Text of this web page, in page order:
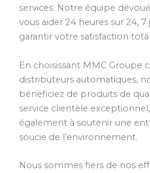
services. Notre équipe
vous aider 24 heures sur 24, 7
garantir votre satisfaction
En choisissant MMC Groupe
distributeurs automatiques,
bénéficiez de produits de
service clientèle
également à soutenir une
soucie de l’environnement.
Nous sommes fiers de nos